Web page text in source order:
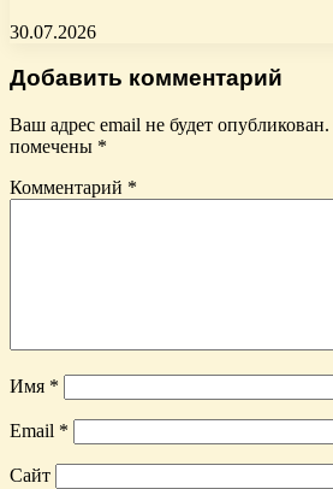
30.07.2026
Добавить комментарий
Ваш адрес email не будет опубликован.
помечены *
Комментарий *
Имя *
Email *
Сайт